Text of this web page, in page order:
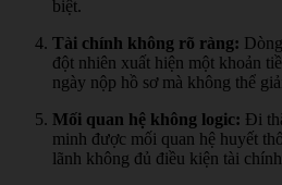
biệt.
Tài chính không rõ ràng:
đột nhiên xuất hiện một khoản
ngày nộp hồ sơ mà không thể
Mối quan hệ không logic: Đi
minh được mối quan hệ huyết
lãnh không đủ điều kiện tài